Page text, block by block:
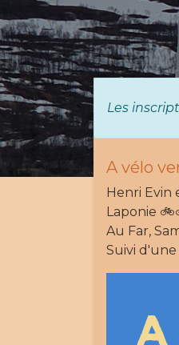
Les
A vélo
Henri Evin
Laponie
Au Far,
Suivi d'une